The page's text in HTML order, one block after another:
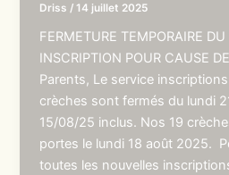
Driss /14 juillet 2025
FERMETURE TEMPORAIRE DU
INSCRIPTION POUR CAUSE
Parents, Le service
crèches sont fermés du lundi
15/08/25 inclus. Nos 19
portes le lundi 18 août 2025.
toutes les nouvelles